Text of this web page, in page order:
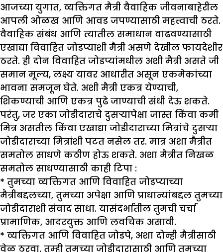
आजच्या युगात, व्यक्तिगत मैत्री वैवाहिक जीवनाबाहेरील
आपली ओळख आणि आवड जपण्यासाठी महत्त्वाची ठरते.
वैवाहिक संबंध आणि त्यातील समाधान वाढवण्यासाठी
एखाद्या विवाहित जोडप्याशी मैत्री असणे देखील फायदेशीर
ठरते. ही दोन विवाहित जोडप्यांमधील अशी मैत्री असते जी
समान मूल्य, लक्ष्य यावर आधारीत असून एकमेकांच्या
भावना समजून घेते. अशी मैत्री एकत्र येण्याची,
शिकण्याची आणि एकत्र पुढे जाण्याची संधी देऊ शकते.
परंतु, जर एका जोडीदाराचे दुसऱ्यापेक्षा जास्त किंवा कमी
मित्र असतील किंवा एखाद्या जोडीदाराच्या मित्रांचे दुसऱ्या
जोडीदाराच्या मित्रांशी पटत नसेल तर. मात्र अशा मैत्रीत
समतोल साधणे कठीण होऊ शकते. अशा मैत्रीत निखळ
समतोल साधण्यासाठी काही टिपा :
* तुमच्या व्यक्तिगत आणि विवाहित जोडप्याच्या
मैत्रीबद्दलच्या, तुमच्या अपेक्षा आणि प्राधान्यांबद्दल तुमच्या
जोडीदाराशी संवाद साधा. यासंदर्भातील तुमची चर्चा
प्रामाणिक, आदरयुक्त आणि लवचिक असावी.
* व्यक्तिगत आणि विवाहित जोडपे, अशा दोन्ही मैत्रीसाठी
वेळ ठरवा. तुम्ही तुमच्या जोडीदारासाठी आणि तुमच्या